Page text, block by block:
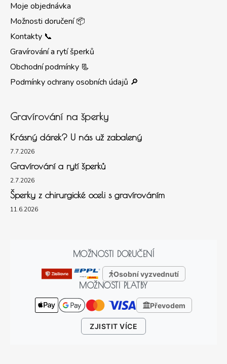
Moje objednávka
Možnosti doručení 📦
Kontakty 📞
Gravírování a rytí šperků
Obchodní podmínky 📃
Podmínky ochrany osobních údajů 🔎
Gravírování na šperky
Krásný dárek? U nás už zabalený
7.7.2026
Gravírování a rytí šperků
2.7.2026
Šperky z chirurgické oceli s gravírováním
11.6.2026
MOŽNOSTI DORUČENÍ
Osobní vyzvednutí
MOŽNOSTI PLATBY
Převodem
ZJISTIT VÍCE